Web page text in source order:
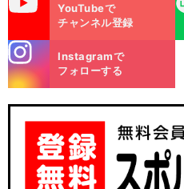
YouTubeで
チャンネル登録
m
Instagramで
フォローする